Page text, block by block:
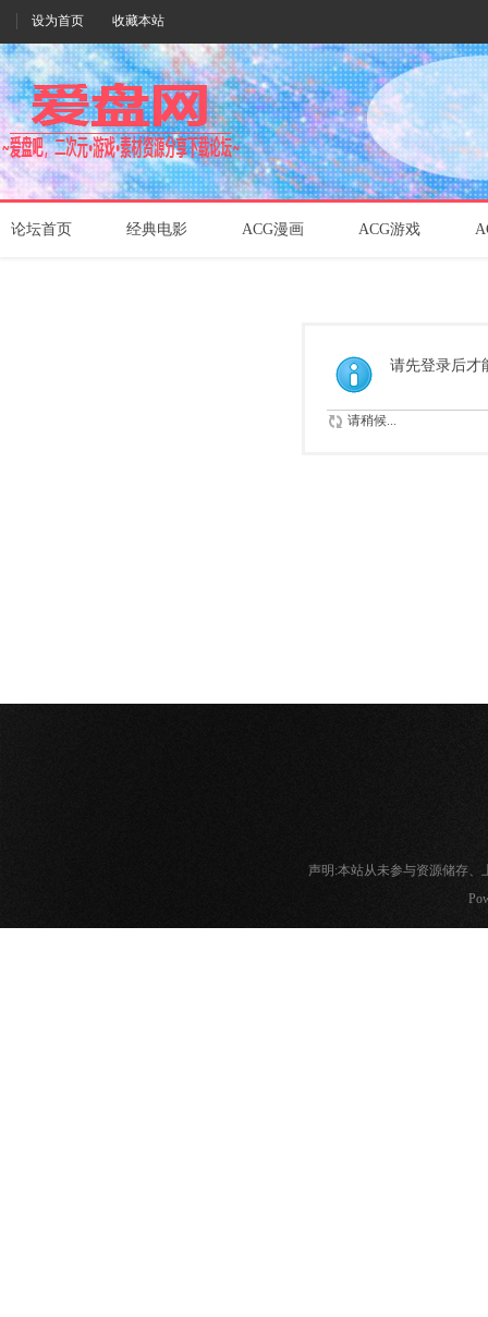
设为首页 收藏本站
论坛首页 经典电影 ACG漫画 ACG游戏
请先登录后才
请稍候...
声明:本站从未参与资源储存、